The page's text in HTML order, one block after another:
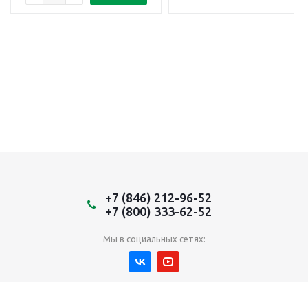
+7 (846) 212-96-52
+7 (800) 333-62-52
Мы в социальных сетях: